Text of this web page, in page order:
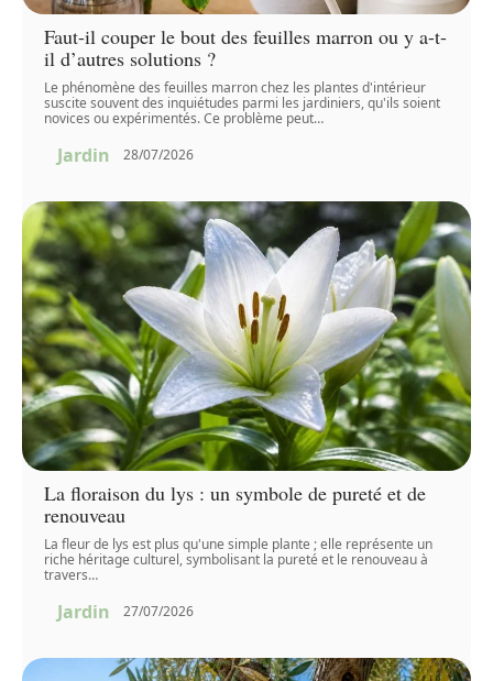
Faut-il couper le bout des feuilles marron ou y a-t-
il d’autres solutions ?
Le phénomène des feuilles marron chez les plantes d'intérieur
suscite souvent des inquiétudes parmi les jardiniers, qu'ils soient
novices ou expérimentés. Ce problème peut…
Jardin 28/07/2026
La floraison du lys : un symbole de pureté et de
renouveau
La fleur de lys est plus qu'une simple plante ; elle représente un
riche héritage culturel, symbolisant la pureté et le renouveau à
travers…
Jardin 27/07/2026